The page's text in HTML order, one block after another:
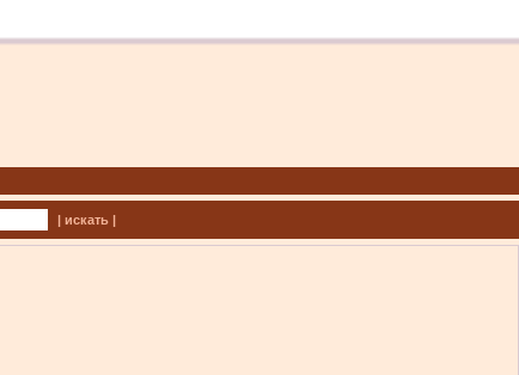
| искать |